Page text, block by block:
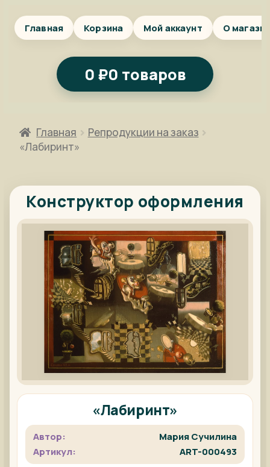
Главная Корзина Мой аккаунт О
0 ₽0 товаров
Главная
Репродукции на заказ
«Лабиринт»
Конструктор оформления
«Лабиринт»
Автор:
Мария Сучилина
Артикул:
ART-000493